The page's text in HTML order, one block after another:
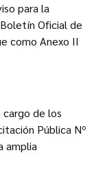
para la
Oficial de
como Anexo II
de los
Pública Nº
amplia